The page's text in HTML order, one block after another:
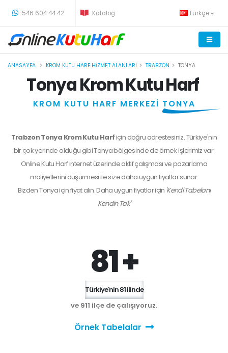
546 604 44 42 Katalog Türkçe
ANASAYFA KROM KUTU HARF HIZMET ALANLARI TRABZON TONYA
Tonya Krom Kutu Harf
KROM KUTU HARF MERKEZİ TONYA
Trabzon Tonya Krom Kutu Harfiçin doğru adrestesiniz. Türkiye'nin
bir çok yerinde olduğu gibi Tonya bölgesinde de örnek işlerimiz var.
Online Kutu Harf internet üzerinde aktif çalışması ve pazarlama
maliyetlerini düşürmesi ile size daha uygun fiyatlar sunar.
BizdenTonyaiçin fiyat alın. Daha uygun fiyatlar için 'Kendi Tabelanı
Kendin Tak'
81 +
Türkiye'nin 81 ilinde
ve 911 ilçe de çalışıyoruz.
Örnek Tabelalar